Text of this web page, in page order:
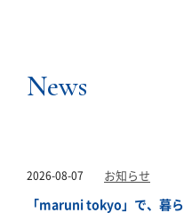
News
2026-08-07 お知らせ
「maruni tokyo」で、暮